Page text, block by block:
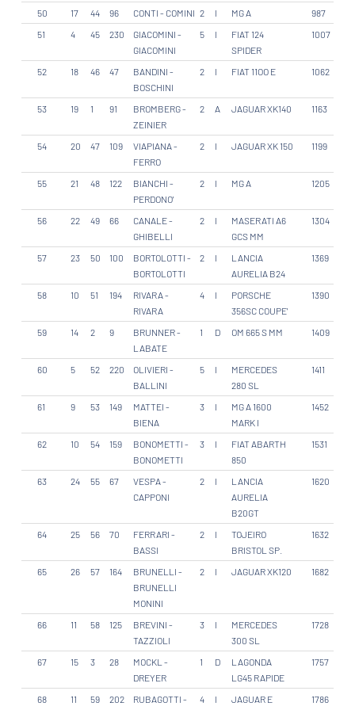
50 17 44 96 CONTI - COMINI 2 I MG A
987
51
4 45 230
GIACOMINI -
GIACOMINI
5 I
FIAT 124
SPIDER
1007
52 18 46 47
BANDINI -
BOSCHINI
2 I FIAT 11OO E 1062
53 19 1 91
BROMBERG -
ZEINIER
2 A JAGUAR XK140 1163
54 20 47 109
VIAPIANA -
FERRO
2 I JAGUAR XK 150 1199
55 21 48 122
BIANCHI -
PERDONO'
2 I MG A 1205
56 22 49 66
CANALE -
GHIBELLI
2 I
MASERATI A6
GCS MM
1304
57 23 50 100
BORTOLOTTI -
BORTOLOTTI
2 I
LANCIA
AURELIA B24
1369
58 10 51 194
RIVARA -
RIVARA
4 I
PORSCHE
356SC COUPE'
1390
59 14 2 9
BRUNNER -
LABATE
1 D OM 665 S MM 1409
60 5 52 220
OLIVIERI -
BALLINI
5 I
MERCEDES
280 SL
1411
61 9 53 149
MATTEI -
BIENA
3 I
MG A 1600
MARK I
1452
62 10 54 159
BONOMETTI -
BONOMETTI
3 I
FIAT ABARTH
850
1531
63 24 55 67
VESPA -
CAPPONI
2 I
LANCIA
AURELIA
B20GT
1620
64 25 56 70
FERRARI -
BASSI
2 I
TOJEIRO
BRISTOL SP.
1632
65 26 57 164
BRUNELLI -
BRUNELLI
MONINI
2 I JAGUAR XK120 1682
66 11 58 125
BREVINI -
TAZZIOLI
3 I
MERCEDES
300 SL
1728
67 15 3 28
MOCKL -
DREYER
1 D
LAGONDA
LG45 RAPIDE
1757
68 11 59 202
RUBAGOTTI -
4 I
JAGUAR E
1786